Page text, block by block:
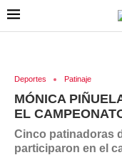
Deportes Patinaje
MÓNICA
EL
Cinco patinadoras
participaron en el